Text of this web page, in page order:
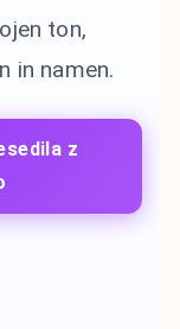
ton,
in namen.
z